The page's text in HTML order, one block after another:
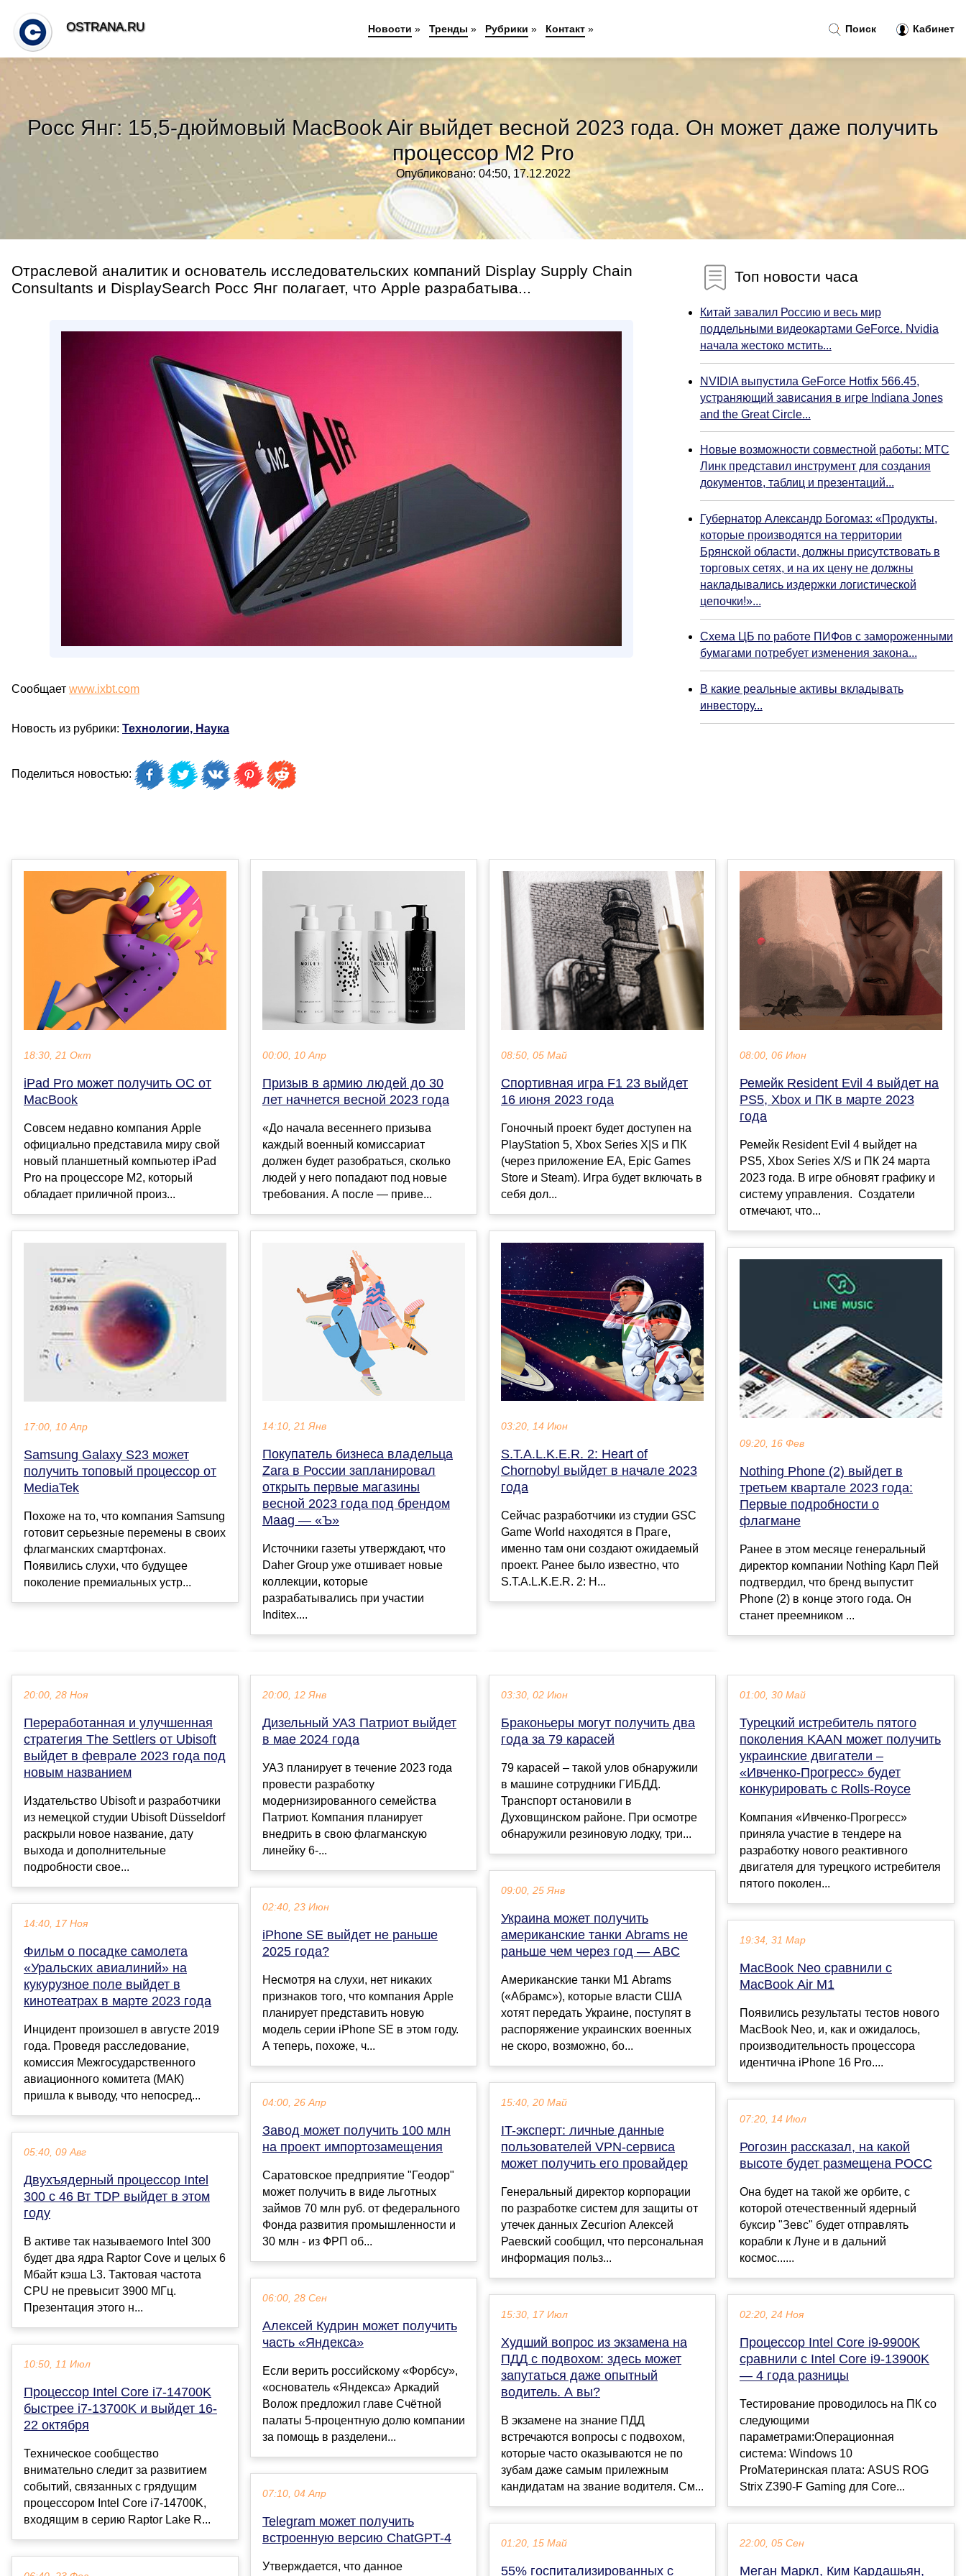
Росс Янг: 15,5-дюймовый MacBook Air выйдет весной 2023 года. Он может даже получить
процессор M2 Pro
Опубликовано: 04:50, 17.12.2022
Отраслевой аналитик и основатель исследовательских компаний Display Supply Chain
Consultants и DisplaySearch Росс Янг полагает, что Apple разрабатыва...
Сообщает www.ixbt.com
Новость из рубрики: Технологии, Наука
Поделиться новостью:
Топ новости часа
Китай завалил Россию и весь мир
поддельными видеокартами GeForce. Nvidia
начала жестоко мстить...
NVIDIA выпустила GeForce Hotfix 566.45,
устраняющий зависания в игре Indiana Jones
and the Great Circle...
Новые возможности совместной работы: МТС
Линк представил инструмент для создания
документов, таблиц и презентаций...
Губернатор Александр Богомаз: «Продукты,
которые производятся на территории
Брянской области, должны присутствовать в
торговых сетях, и на их цену не должны
накладывались издержки логистической
цепочки!»...
Схема ЦБ по работе ПИФов с замороженными
бумагами потребует изменения закона...
В какие реальные активы вкладывать
инвестору...
18:30, 21 Окт
iPad Pro может получить ОС от
MacBook
Совсем недавно компания Apple
официально представила миру свой
новый планшетный компьютер iPad
Pro на процессоре М2, который
обладает приличной произ...
17:00, 10 Апр
Samsung Galaxy S23 может
получить топовый процессор от
MediaTek
Похоже на то, что компания Samsung
готовит серьезные перемены в своих
флагманских смартфонах.
Появились слухи, что будущее
поколение премиальных устр...
00:00, 10 Апр
Призыв в армию людей до 30
лет начнется весной 2023 года
«До начала весеннего призыва
каждый военный комиссариат
должен будет разобраться, сколько
людей у него попадают под новые
требования. А после — приве...
14:10, 21 Янв
Покупатель бизнеса владельца
Zara в России запланировал
открыть первые магазины
весной 2023 года под брендом
Maag — «Ъ»
Источники газеты утверждают, что
Daher Group уже отшивает новые
коллекции, которые
разрабатывались при участии
Inditex....
08:50, 05 Май
Спортивная игра F1 23 выйдет
16 июня 2023 года
Гоночный проект будет доступен на
PlayStation 5, Xbox Series X|S и ПК
(через приложение EA, Epic Games
Store и Steam). Игра будет включать в
себя дол...
03:20, 14 Июн
S.T.A.L.K.E.R. 2: Heart of
Chornobyl выйдет в начале 2023
года
Сейчас разработчики из студии GSC
Game World находятся в Праге,
именно там они создают ожидаемый
проект. Ранее было известно, что
S.T.A.L.K.E.R. 2: H...
08:00, 06 Июн
Ремейк Resident Evil 4 выйдет на
PS5, Xbox и ПК в марте 2023
года
Ремейк Resident Evil 4 выйдет на
PS5, Xbox Series X/S и ПК 24 марта
2023 года. В игре обновят графику и
систему управления. Создатели
отмечают, что...
09:20, 16 Фев
Nothing Phone (2) выйдет в
третьем квартале 2023 года:
Первые подробности о
флагмане
Ранее в этом месяце генеральный
директор компании Nothing Карл Пей
подтвердил, что бренд выпустит
Phone (2) в конце этого года. Он
станет преемником ...
20:00, 28 Ноя
Переработанная и улучшенная
стратегия The Settlers от Ubisoft
выйдет в феврале 2023 года под
новым названием
Издательство Ubisoft и разработчики
из немецкой студии Ubisoft Düsseldorf
раскрыли новое название, дату
выхода и дополнительные
подробности свое...
14:40, 17 Ноя
Фильм о посадке самолета
«Уральских авиалиний» на
кукурузное поле выйдет в
кинотеатрах в марте 2023 года
Инцидент произошел в августе 2019
года. Проведя расследование,
комиссия Межгосударственного
авиационного комитета (МАК)
пришла к выводу, что непосред...
05:40, 09 Авг
Двухъядерный процессор Intel
300 с 46 Вт TDP выйдет в этом
году
В активе так называемого Intel 300
будет два ядра Raptor Cove и целых 6
Мбайт кэша L3. Тактовая частота
CPU не превысит 3900 МГц.
Презентация этого н...
10:50, 11 Июл
Процессор Intel Core i7-14700K
быстрее i7-13700K и выйдет 16-
22 октября
Техническое сообщество
внимательно следит за развитием
событий, связанных с грядущим
процессором Intel Core i7-14700K,
входящим в серию Raptor Lake R...
20:00, 12 Янв
Дизельный УАЗ Патриот выйдет
в мае 2024 года
УАЗ планирует в течение 2023 года
провести разработку
модернизированного семейства
Патриот. Компания планирует
внедрить в свою флагманскую
линейку 6-...
02:40, 23 Июн
iPhone SE выйдет не раньше
2025 года?
Несмотря на слухи, нет никаких
признаков того, что компания Apple
планирует представить новую
модель серии iPhone SE в этом году.
А теперь, похоже, ч...
04:00, 26 Апр
Завод может получить 100 млн
на проект импортозамещения
Саратовское предприятие "Геодор"
может получить в виде льготных
займов 70 млн руб. от федерального
Фонда развития промышленности и
30 млн - из ФРП об...
06:00, 28 Сен
Алексей Кудрин может получить
часть «Яндекса»
Если верить российскому «Форбсу»,
«основатель «Яндекса» Аркадий
Волож предложил главе Счётной
палаты 5-процентную долю компании
за помощь в разделени...
07:10, 04 Апр
Telegram может получить
встроенную версию ChatGPT-4
Утверждается, что данное
03:30, 02 Июн
Браконьеры могут получить два
года за 79 карасей
79 карасей – такой улов обнаружили
в машине сотрудники ГИБДД.
Транспорт остановили в
Духовщинском районе. При осмотре
обнаружили резиновую лодку, три...
09:00, 25 Янв
Украина может получить
американские танки Abrams не
раньше чем через год — ABC
Американские танки M1 Abrams
(«Абрамс»), которые власти США
хотят передать Украине, поступят в
распоряжение украинских военных
не скоро, возможно, бо...
15:40, 20 Май
IT-эксперт: личные данные
пользователей VPN-сервиса
может получить его провайдер
Генеральный директор корпорации
по разработке систем для защиты от
утечек данных Zecurion Алексей
Раевский сообщил, что персональная
информация польз...
15:30, 17 Июл
Худший вопрос из экзамена на
ПДД с подвохом: здесь может
запутаться даже опытный
водитель. А вы?
В экзамене на знание ПДД
встречаются вопросы с подвохом,
которые часто оказываются не по
зубам даже самым прилежным
кандидатам на звание водителя. См...
01:20, 15 Май
55% госпитализированных с
01:00, 30 Май
Турецкий истребитель пятого
поколения KAAN может получить
украинские двигатели –
«Ивченко-Прогресс» будет
конкурировать с Rolls-Royce
Компания «Ивченко-Прогресс»
приняла участие в тендере на
разработку нового реактивного
двигателя для турецкого истребителя
пятого поколен...
19:34, 31 Мар
MacBook Neo сравнили с
MacBook Air M1
Появились результаты тестов нового
MacBook Neo, и, как и ожидалось,
производительность процессора
идентична iPhone 16 Pro....
07:20, 14 Июл
Рогозин рассказал, на какой
высоте будет размещена РОСС
Она будет на такой же орбите, с
которой отечественный ядерный
буксир "Зевс" будет отправлять
корабли к Луне и в дальний
космос......
02:20, 24 Ноя
Процессор Intel Core i9-9900K
сравнили с Intel Core i9-13900K
— 4 года разницы
Тестирование проводилось на ПК со
следующими
параметрами:Операционная
система: Windows 10
ProМатеринская плата: ASUS ROG
Strix Z390-F Gaming для Core...
22:00, 05 Сен
Меган Маркл, Ким Кардашьян,
Поиск Кабинет
OSTRANA.RU Новости » Тренды » Рубрики » Контакт»